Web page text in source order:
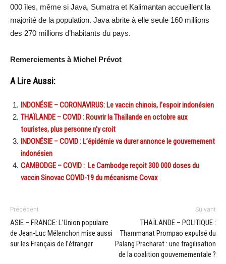
000 îles, même si Java, Sumatra et Kalimantan accueillent la
majorité de la population. Java abrite à elle seule 160 millions
des 270 millions d’habitants du pays.
Remerciements à Michel Prévot
A Lire Aussi:
INDONÉSIE – CORONAVIRUS: Le vaccin chinois, l’espoir indonésien
THAÏLANDE – COVID : Rouvrir la Thaïlande en octobre aux
touristes, plus personne n’y croit
INDONÉSIE – COVID : L’épidémie va durer annonce le gouvernement
indonésien
CAMBODGE – COVID : Le Cambodge reçoit 300 000 doses du
vaccin Sinovac COVID-19 du mécanisme Covax
Précédent
ASIE – FRANCE: L’Union populaire
de Jean-Luc Mélenchon mise aussi
sur les Français de l’étranger
Suivant
THAÏLANDE – POLITIQUE :
Thammanat Prompao expulsé du
Palang Pracharat : une fragilisation
de la coalition gouvernementale ?